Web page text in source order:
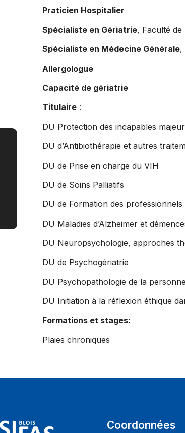
Praticien Hospitalier
Spécialiste en Gériatrie, Faculté de
Spécialiste en Médecine Générale,
Allergologue
Capacité de gériatrie
Titulaire:
DU Protection des incapables
DU d’Antibiothérapie et autres
DU de Prise en charge du VIH
DU de Soins Palliatifs
DU de Formation des
DU Maladies d’Alzheimer et
DU Neuropsychologie, approches
DU de Psychogériatrie
DU Psychopathologie de la
DU Initiation à la réflexion éthique
Formations et stages:
Plaies chroniques
Coordonnées